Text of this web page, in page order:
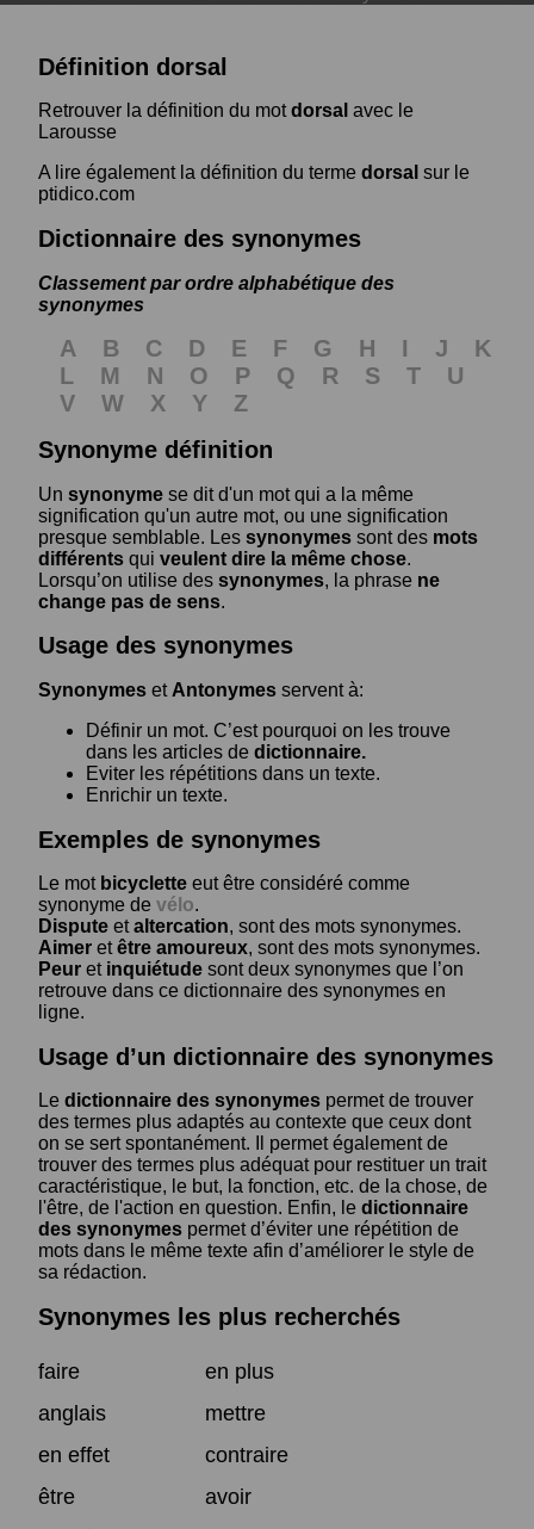
Définition dorsal
Retrouver la définition du motdorsal avec le
Larousse
A lire également la définition du terme dorsal sur le
ptidico.com
Dictionnaire des synonymes
Classement par ordre alphabétique des
synonymes
A B C D E F G H I J
K
L
M N O P Q R S T
U
V
W X Y
Z
Synonyme définition
Un synonyme se dit d'un mot qui a la même
signification qu'un autre mot, ou une signification
presque semblable. Les synonymes sont des mots
différents qui veulent dire la même chose.
Lorsqu’on utilise des synonymes, la phrase ne
change pas de sens.
Usage des synonymes
Synonymes et Antonymes servent à:
Définir un mot. C’est pourquoi on les trouve
dans les articles de dictionnaire.
Eviter les répétitions dans un texte.
Enrichir un texte.
Exemples de synonymes
Le mot bicyclette eut être considéré comme
synonyme de vélo.
Dispute etaltercation, sont des mots synonymes.
Aimer etêtre amoureux, sont des mots synonymes.
Peur et inquiétude sont deux synonymes que l’on
retrouve dans ce dictionnaire des synonymes en
ligne.
Usage d’un dictionnaire des synonymes
Le dictionnaire des synonymes permet de trouver
des termes plus adaptés au contexte que ceux dont
on se sert spontanément. Il permet également de
trouver des termes plus adéquat pour restituer un trait
caractéristique, le but, la fonction, etc. de la chose, de
l'être, de l'action en question. Enfin, le dictionnaire
des synonymes permet d’éviter une répétition de
mots dans le même texte afin d’améliorer le style de
sa rédaction.
Synonymes les plus recherchés
faire
en plus
anglais
mettre
en effet
contraire
être
avoir